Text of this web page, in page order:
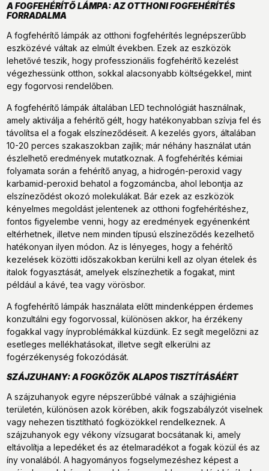
A FOGFEHÉRÍTŐ LÁMPA: AZ OTTHONI FOGFEHÉRÍTÉS
FORRADALMA
A fogfehérítő lámpák az otthoni fogfehérítés legnépszerűbb
eszközévé váltak az elmúlt években. Ezek az eszközök
lehetővé teszik, hogy professzionális fogfehérítő kezelést
végezhessünk otthon, sokkal alacsonyabb költségekkel, mint
egy fogorvosi rendelőben.
A fogfehérítő lámpák általában LED technológiát használnak,
amely aktiválja a fehérítő gélt, hogy hatékonyabban szívja fel és
távolítsa el a fogak elszíneződéseit. A kezelés gyors, általában
10-20 perces szakaszokban zajlik; már néhány használat után
észlelhető eredmények mutatkoznak. A fogfehérítés kémiai
folyamata során a fehérítő anyag, a hidrogén-peroxid vagy
karbamid-peroxid behatol a fogzománcba, ahol lebontja az
elszíneződést okozó molekulákat. Bár ezek az eszközök
kényelmes megoldást jelentenek az otthoni fogfehérítéshez,
fontos figyelembe venni, hogy az eredmények egyénenként
eltérhetnek, illetve nem minden típusú elszíneződés kezelhető
hatékonyan ilyen módon. Az is lényeges, hogy a fehérítő
kezelések közötti időszakokban kerülni kell az olyan ételek és
italok fogyasztását, amelyek elszínezhetik a fogakat, mint
például a kávé, tea vagy vörösbor.
A fogfehérítő lámpák használata előtt mindenképpen érdemes
konzultálni egy fogorvossal, különösen akkor, ha érzékeny
fogakkal vagy ínyproblémákkal küzdünk. Ez segít megelőzni az
esetleges mellékhatásokat, illetve segít elkerülni az
fogérzékenység fokozódását.
SZÁJZUHANY: A FOGKÖZÖK ALAPOS TISZTÍTÁSÁÉRT
A szájzuhanyok egyre népszerűbbé válnak a szájhigiénia
területén, különösen azok körében, akik fogszabályzót viselnek
vagy nehezen tisztítható fogközökkel rendelkeznek. A
szájzuhanyok egy vékony vízsugarat bocsátanak ki, amely
eltávolítja a lepedéket és az ételmaradékot a fogak közül és az
íny vonalából. A hagyományos fogselymezéshez képest a